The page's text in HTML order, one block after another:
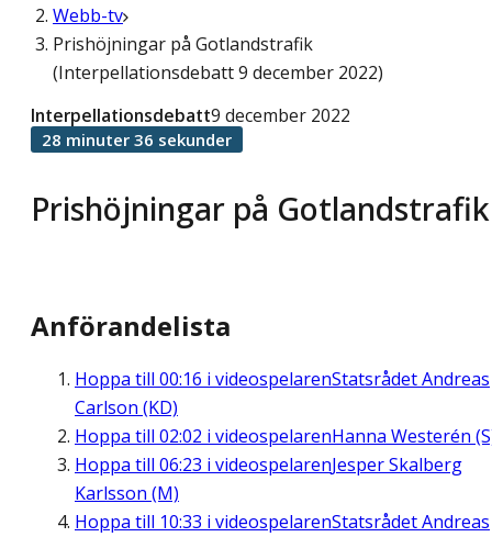
Webb-tv
Prishöjningar på Gotlandstrafik
(Interpellationsdebatt 9 december 2022)
Prishöjningar på Gotlandstrafik
Interpellationsdebatt9 december 2022
28 minuter 36 sekunder
Anförandelista
Hoppa till 00:16 i videospelarenStatsrådet Andreas
Carlson (KD)
Hoppa till 02:02 i videospelarenHanna Westerén
Hoppa till 06:23 i videospelarenJesper Skalberg
Karlsson (M)
Hoppa till 10:33 i videospelarenStatsrådet Andreas